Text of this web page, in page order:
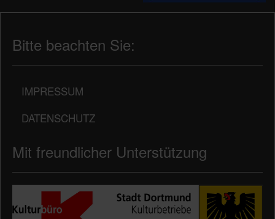
Bitte beachten Sie:
IMPRESSUM
DATENSCHUTZ
Mit freundlicher Unterstützung